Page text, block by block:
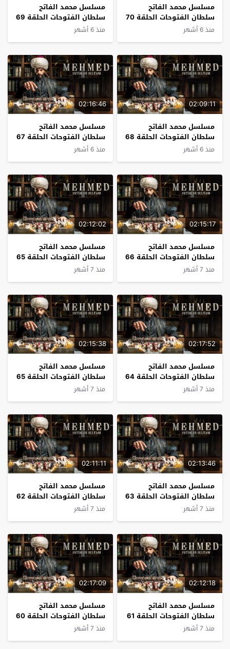
مسلسل محمد الفاتح
سلطان الفتوحات الحلقة 70
مترجم
منذ 6 أشهر
مسلسل محمد الفاتح
سلطان الفتوحات الحلقة 69
مترجم
منذ 6 أشهر
02:09:11
مسلسل محمد الفاتح
سلطان الفتوحات الحلقة 68
مترجم
منذ 6 أشهر
02:16:46
مسلسل محمد الفاتح
سلطان الفتوحات الحلقة 67
مترجم
منذ 6 أشهر
02:15:17
مسلسل محمد الفاتح
سلطان الفتوحات الحلقة 66
مترجم
منذ 7 أشهر
02:12:02
مسلسل محمد الفاتح
سلطان الفتوحات الحلقة 65
مترجم
منذ 7 أشهر
02:17:52
مسلسل محمد الفاتح
سلطان الفتوحات الحلقة 64
مترجم
منذ 7 أشهر
02:15:38
مسلسل محمد الفاتح
سلطان الفتوحات الحلقة 65
مترجم
منذ 7 أشهر
02:13:46
مسلسل محمد الفاتح
سلطان الفتوحات الحلقة 63
مترجم
منذ 7 أشهر
02:11:11
مسلسل محمد الفاتح
سلطان الفتوحات الحلقة 62
مترجم
منذ 7 أشهر
02:12:18
مسلسل محمد الفاتح
سلطان الفتوحات الحلقة 61
مترجم
منذ 7 أشهر
02:17:09
مسلسل محمد الفاتح
سلطان الفتوحات الحلقة 60
مترجم
منذ 7 أشهر